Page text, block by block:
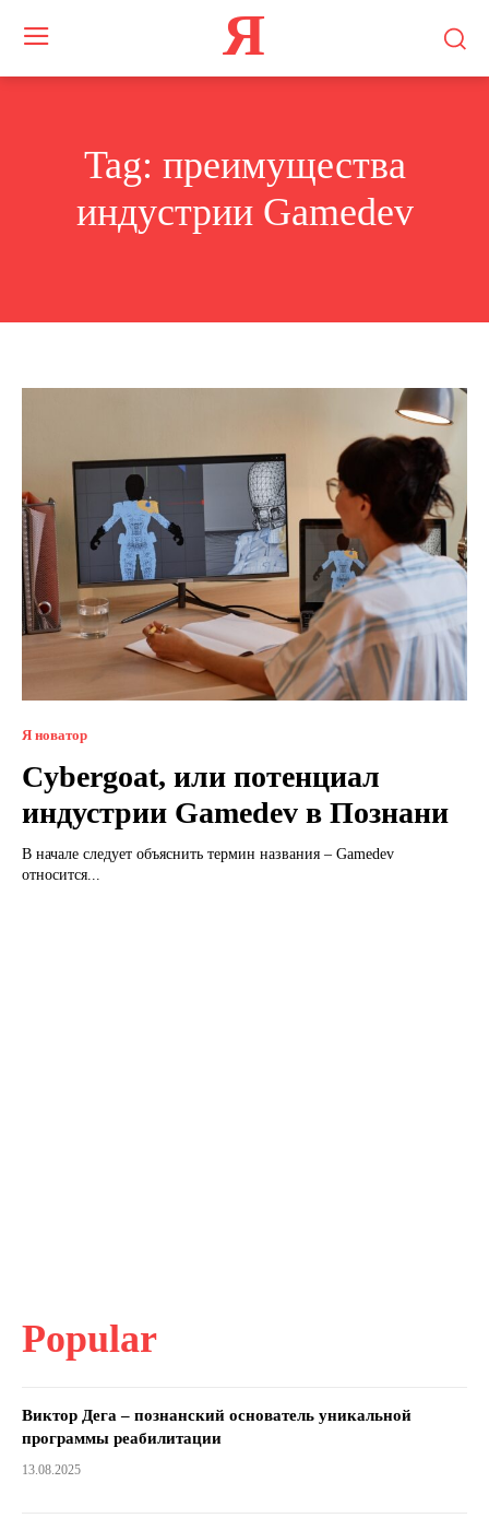
Я
Tag: преимущества
индустрии Gamedev
Я новатор
Cybergoat, или потенциал
индустрии Gamedev в Познани
В начале следует объяснить термин названия – Gamedev
относится...
Popular
Виктор Дега – познанский основатель уникальной
программы реабилитации
13.08.2025